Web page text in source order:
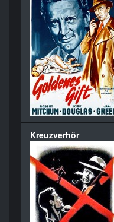
Kreuzverhör